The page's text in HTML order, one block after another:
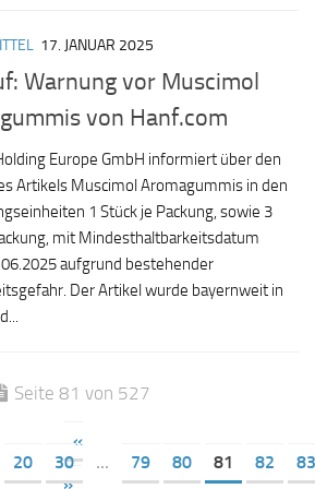
17. JANUAR 2025
Warnung vor Muscimol
von Hanf.com
Europe GmbH informiert über den
Artikels Muscimol Aromagummis in den
1 Stück je Packung, sowie 3
mit Mindesthaltbarkeitsdatum
aufgrund bestehender
Der Artikel wurde bayernweit in
Seite 81 von 527
«
20 30 ... 79 80 81 82
83
»